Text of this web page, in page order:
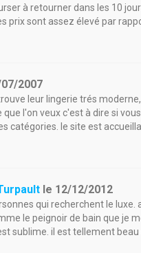
à retourner dans les 10
prix sont assez élevé par
2007
leur lingerie trés
l'on veux c'est à dire si
catégories. le site est
le 12/12/2012
qui recherchent le luxe.
le peignoir de bain que je
sublime. il est tellement